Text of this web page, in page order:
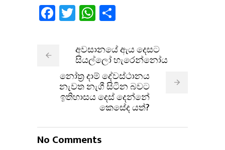
Facebook
TwitterWhatsApp
අවසානයේ ඇය දෙසට
සියල්ලෝ හැරෙන්නෝය​
නෝත්‍ර​ දාම් දේවස්ථානය
නැවත නැගී සිටින බවට
ඉතිහාසය දෙස් දෙන්නේ
කෙසේද යත්?
No Comments